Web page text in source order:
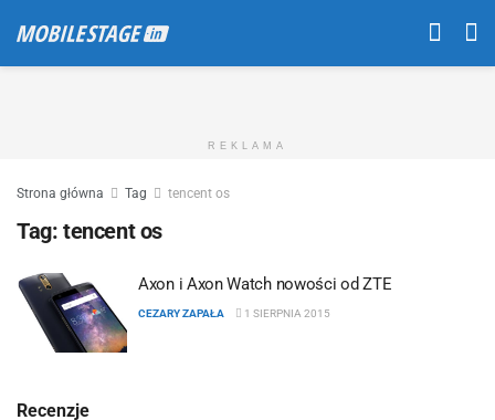
REKLAMA
Strona główna Tag tencent os
Tag: tencent os
Axon i Axon Watch nowości od ZTE
CEZARY ZAPAŁA 1 SIERPNIA 2015
Recenzje